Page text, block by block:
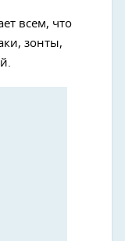
всем, что
зонты,